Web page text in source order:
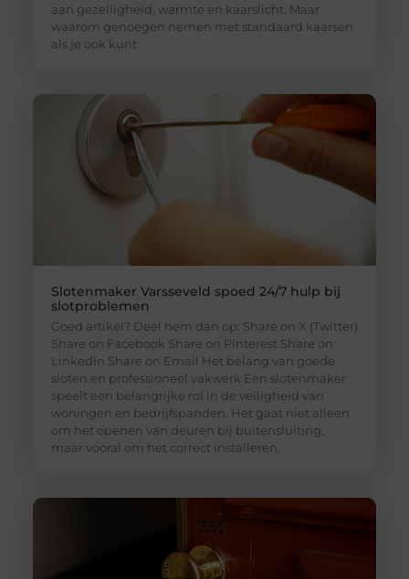
aan gezelligheid, warmte en kaarslicht. Maar
waarom genoegen nemen met standaard kaarsen
als je ook kunt
Slotenmaker Varsseveld spoed 24/7 hulp bij
slotproblemen
Goed artikel? Deel hem dan op: Share on X (Twitter)
Share on Facebook Share on Pinterest Share on
LinkedIn Share on Email Het belang van goede
sloten en professioneel vakwerk Een slotenmaker
speelt een belangrijke rol in de veiligheid van
woningen en bedrijfspanden. Het gaat niet alleen
om het openen van deuren bij buitensluiting,
maar vooral om het correct installeren,